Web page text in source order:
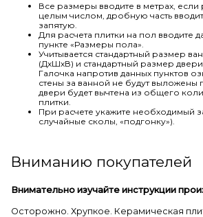
Все размеры вводите в метрах, если
целым числом, дробную часть
запятую.
Для расчета плитки на пол вводите
пункте «Размеры пола».
Учитывается стандартный размер
(ДхШхВ) и стандартный размер
Галочка напротив данных пунктов
стены за ванной не будут выложены
двери будет вычтена из общего
плитки.
При расчете укажите необходимый
случайные сколы, «подгонку»).
Вниманию покупателей
Внимательно изучайте инструкции
Осторожно. Хрупкое. Керамическая